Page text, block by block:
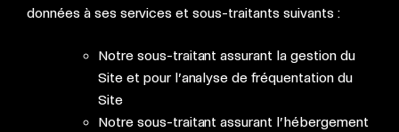
données à ses services et sous-traitants suivants :
Notre sous-traitant assurant la gestion du
Site et pour l’analyse de fréquentation du
Site
Notre sous-traitant assurant l’hébergement